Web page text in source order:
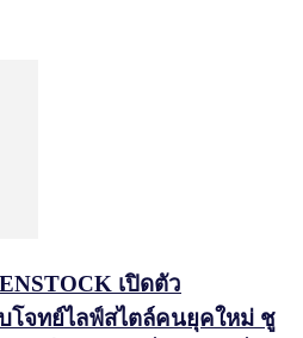
เปิดตัว
โจทย์ไลฟ์สไตล์คนยุคใหม่ ชู